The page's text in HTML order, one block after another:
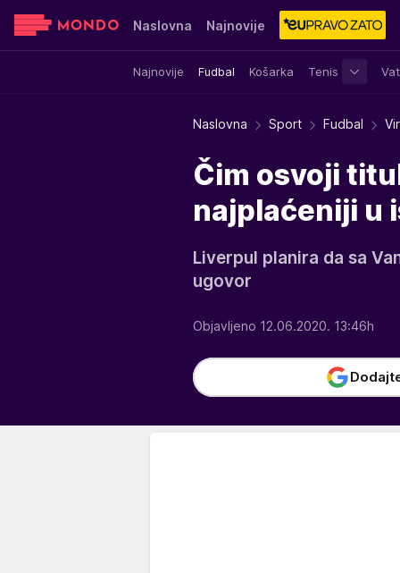
Naslovna Najnovije
Najnovije Fudbal Košarka Tenis
Sensa Stvar ukusa Yumama
Naslovna Sport Fudbal
Čim osvoji
najplaćeniji u
Liverpul planira da sa
ugovor
Objavljeno 12.06.2020. 13:46h